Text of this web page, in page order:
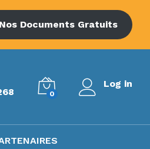
Nos Documents Gratuits
0
Log in